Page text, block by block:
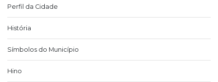
Perfil da Cidade
História
Símbolos do Município
Hino